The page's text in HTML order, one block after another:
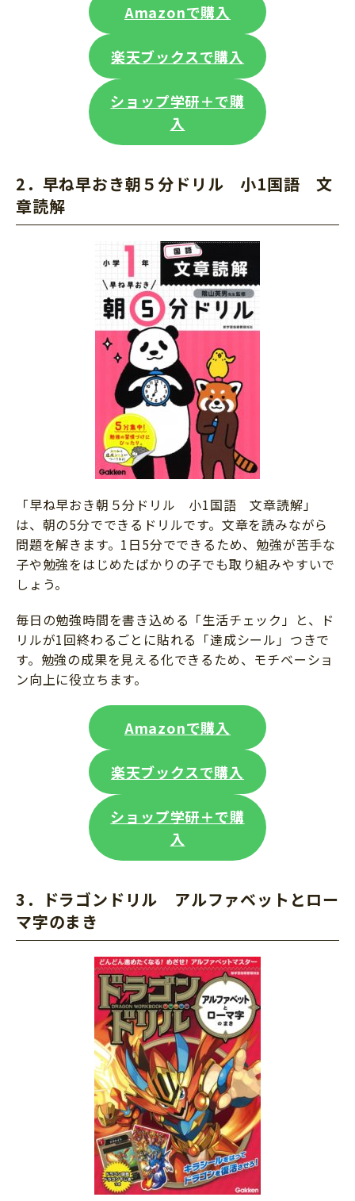
Amazonで購入
楽天ブックスで購入
ショップ学研＋で購
入
2．早ね早おき朝５分ドリル 小1国語 文
章読解
「早ね早おき朝５分ドリル 小1国語 文章読解」
は、朝の5分でできるドリルです。文章を読みながら
問題を解きます。1日5分でできるため、勉強が苦手な
子や勉強をはじめたばかりの子でも取り組みやすいで
しょう。
毎日の勉強時間を書き込める「生活チェック」と、ド
リルが1回終わるごとに貼れる「達成シール」つきで
す。勉強の成果を見える化できるため、モチベーショ
ン向上に役立ちます。
Amazonで購入
楽天ブックスで購入
ショップ学研＋で購
入
3．ドラゴンドリル アルファベットとロー
マ字のまき